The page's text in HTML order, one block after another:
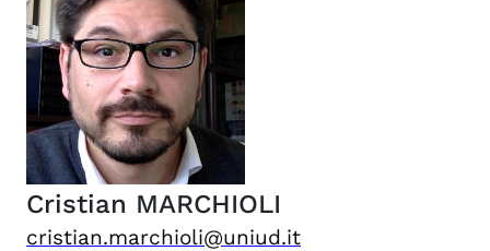
Cristian MARCHIOLI
cristian.marchioli@uniud.it